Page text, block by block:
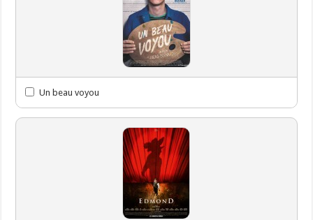
Un beau voyou